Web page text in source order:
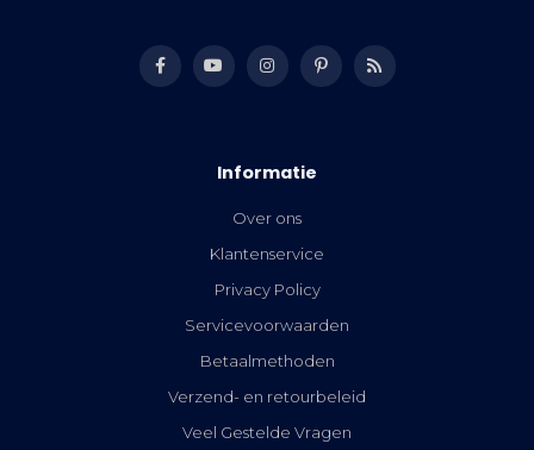
Informatie
Over ons
Klantenservice
Privacy Policy
Servicevoorwaarden
Betaalmethoden
Verzend- en retourbeleid
Veel Gestelde Vragen